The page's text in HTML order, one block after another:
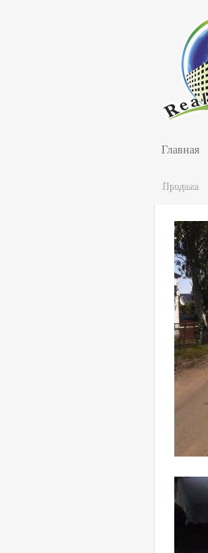
Главная
Продажа